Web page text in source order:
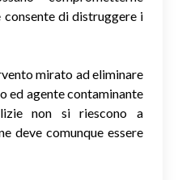
consente di distruggere i
mirato ad eliminare
ed agente contaminante
non si riescono a
deve comunque essere